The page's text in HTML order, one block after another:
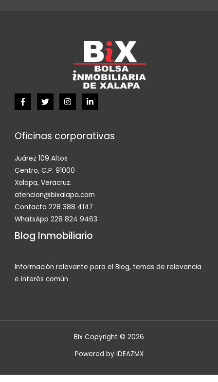
Oficinas corporativas
Juárez 109 Altos
Centro, C.P. 91000
Xalapa, Veracruz.
atencion@bixalapa.com
Contacto 228 388 4147
WhatsApp 228 824 9463
Blog Inmobiliario
Información relevante para el Blog, temas de relevancia
e interés común
Bix Copyright © 2026
Powered by IDEAZMX